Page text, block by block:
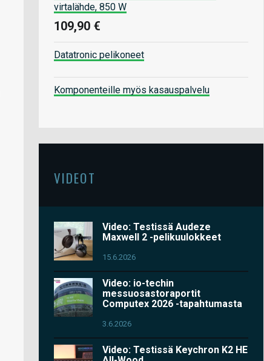
virtalähde, 850 W
109,90 €
Datatronic pelikoneet
Komponenteille myös kasauspalvelu
VIDEOT
Video: Testissä Audeze
Maxwell 2 -pelikuulokkeet
15.6.2026
Video: io-techin
messuosastoraportit
Computex 2026 -tapahtumasta
3.6.2026
Video: Testissä Keychron K2 HE